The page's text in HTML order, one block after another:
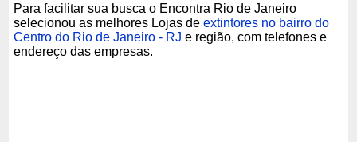
Para facilitar sua busca o Encontra Rio de Janeiro
selecionou as melhores Lojas deextintores no bairro do
Centro do Rio de Janeiro - RJ e região, com telefones e
endereço das empresas.